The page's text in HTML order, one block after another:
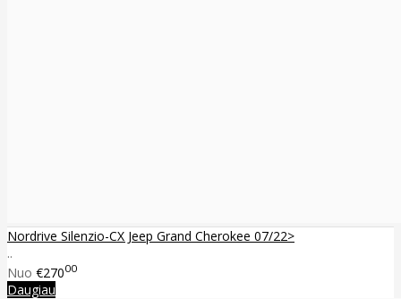
Nordrive Silenzio-CX Jeep Grand Cherokee 07/22>
..
Nuo €27000
Daugiau